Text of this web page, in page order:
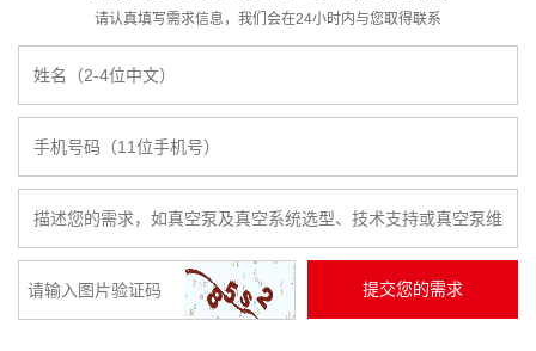
请认真填写需求信息，我们会在24小时内与您取得联系